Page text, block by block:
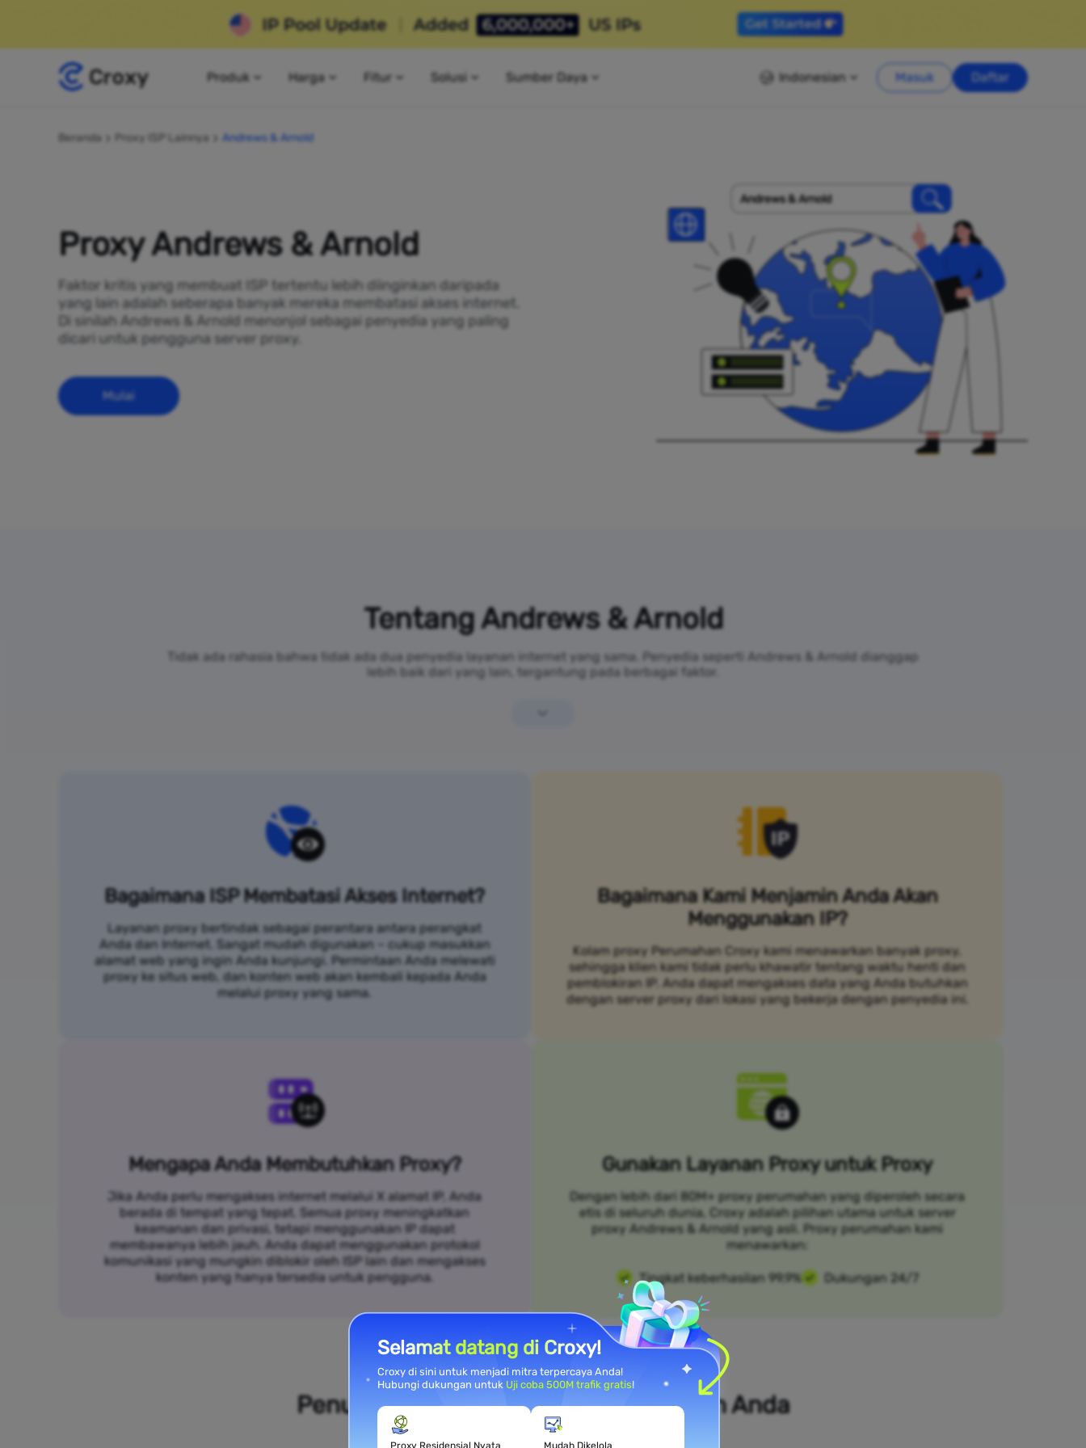
Produk Harga Fitur Solusi Sumber Daya Indonesian Masuk Daftar
Beranda Proxy ISP Lainnya Andrews & Arnold
Proxy Andrews & Arnold
Faktor kritis yang membuat ISP tertentu lebih diinginkan daripada
yang lain adalah seberapa banyak mereka membatasi akses internet.
Di sinilah Andrews & Arnold menonjol sebagai penyedia yang paling
dicari untuk pengguna server proxy.
Mulai
Andrews & Arnold
Tentang Andrews & Arnold
Tidak ada rahasia bahwa tidak ada dua penyedia layanan internet yang sama. Penyedia seperti Andrews & Arnold dianggap
lebih baik dari yang lain, tergantung pada berbagai faktor.
Bagaimana ISP Membatasi Akses Internet?
Layanan proxy bertindak sebagai perantara antara perangkat
Anda dan Internet. Sangat mudah digunakan – cukup masukkan
alamat web yang ingin Anda kunjungi. Permintaan Anda melewati
proxy ke situs web, dan konten web akan kembali kepada Anda
melalui proxy yang sama.
Bagaimana Kami Menjamin Anda Akan
Menggunakan IP?
Kolam proxy Perumahan Croxy kami menawarkan banyak proxy,
sehingga klien kami tidak perlu khawatir tentang waktu henti dan
pemblokiran IP. Anda dapat mengakses data yang Anda butuhkan
dengan server proxy dari lokasi yang bekerja dengan penyedia ini.
Mengapa Anda Membutuhkan Proxy?
Jika Anda perlu mengakses internet melalui X alamat IP, Anda
berada di tempat yang tepat. Semua proxy meningkatkan
keamanan dan privasi, tetapi menggunakan IP dapat
membawanya lebih jauh. Anda dapat menggunakan protokol
komunikasi yang mungkin diblokir oleh ISP lain dan mengakses
konten yang hanya tersedia untuk pengguna.
Gunakan Layanan Proxy untuk Proxy
Dengan lebih dari 80M+ proxy perumahan yang diperoleh secara
etis di seluruh dunia, Croxy adalah pilihan utama untuk server
proxy Andrews & Arnold yang asli. Proxy perumahan kami
menawarkan:
Tingkat keberhasilan 99,9% Dukungan 24/7
Penuhi Kebutuhan Kasus Penggunaan Anda
Selamat datang di Croxy!
Croxy di sini untuk menjadi mitra terpercaya Anda!
Hubungi dukungan untuk Uji coba 500M trafik gratis!
Proxy Residensial Nyata Mudah Dikelola